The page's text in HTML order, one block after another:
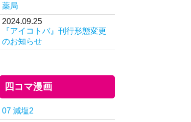
薬局
2024.09.25
『アイコトバ』刊行形態変更
のお知らせ
四コマ漫画
07 減塩2